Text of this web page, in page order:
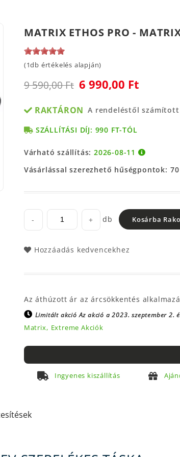
MATRIX ETHOS PRO -
(1db értékelés alapján)
9 590,00 Ft 6 990,00 Ft
RAKTÁRON A rendeléstől
SZÁLLÍTÁSI DÍJ: 990 FT-TÓL
Várható szállítás:2026-08-11
Vásárlással szerezhető hűségpontok:
- + db Kosárba
Hozzáadás kedvencekhez
Az áthúzott ár az árcsökkentés
Limitált akcióAz akció a 2023. szeptember 2.
Matrix, Extreme Akciók
Ingyenes kiszállítás